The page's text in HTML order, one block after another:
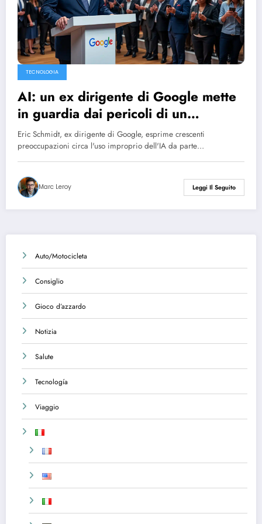
TECNOLOGIA
AI: un ex dirigente di Google mette
in guardia dai pericoli di un
potenziale “scenario Bin Laden”
Eric Schmidt, ex dirigente di Google, esprime crescenti
preoccupazioni circa l'uso improprio dell'IA da parte…
Marc Leroy Leggi Il Seguito
Auto/Motocicleta
Consiglio
Gioco d’azzardo
Notizia
Salute
Tecnología
Viaggio